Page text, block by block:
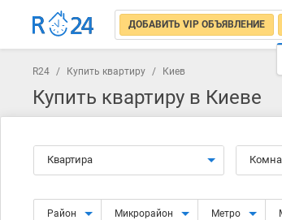
ДОБАВИТЬ VIP ОБЪЯВЛЕНИЕ
R24 / Купить квартиру / Киев
Купить квартиру в Киеве
Квартира
Район Микрорайон Метро